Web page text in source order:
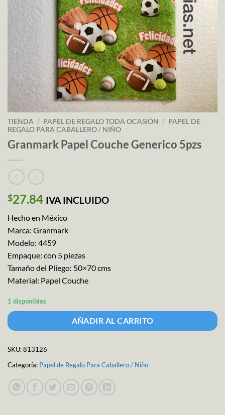
TIENDA / PAPEL DE REGALO TODA OCASIÓN / PAPEL DE
REGALO PARA CABALLERO / NIÑO
Granmark Papel Couche Generico 5pzs
$27.84 IVA INCLUIDO
Hecho en México
Marca: Granmark
Modelo: 4459
Empaque: con 5 piezas
Tamaño del Pliego: 50×70 cms
Material: Papel Couche
1 disponibles
AÑADIR AL CARRITO
SKU:813126
Categoría: Papel de Regalo Para Caballero / Niño